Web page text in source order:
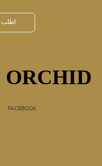
ORCHID
ORCHID
FACEBOOK